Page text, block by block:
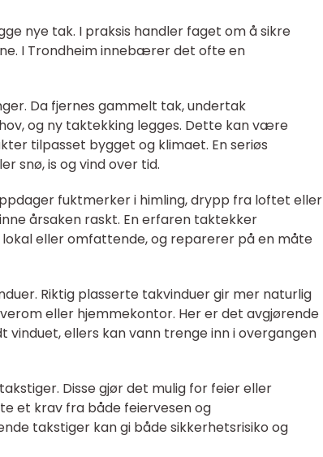
nye tak. I praksis handler faget om å sikre
I Trondheim innebærer det ofte en
Da fjernes gammelt tak, undertak
og ny taktekking legges. Dette kan være
tilpasset bygget og klimaet. En seriøs
snø, is og vind over tid.
fuktmerker i himling, drypp fra loftet eller
årsaken raskt. En erfaren taktekker
eller omfattende, og reparerer på en måte
Riktig plasserte takvinduer gir mer naturlig
eller hjemmekontor. Her er det avgjørende
ellers kan vann trenge inn i overgangen
Disse gjør det mulig for feier eller
et krav fra både feiervesen og
takstiger kan gi både sikkerhetsrisiko og